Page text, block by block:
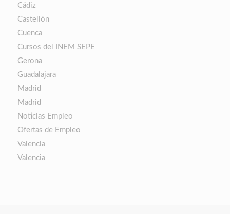
Cádiz
Castellón
Cuenca
Cursos del INEM SEPE
Gerona
Guadalajara
Madrid
Madrid
Noticias Empleo
Ofertas de Empleo
Valencia
Valencia